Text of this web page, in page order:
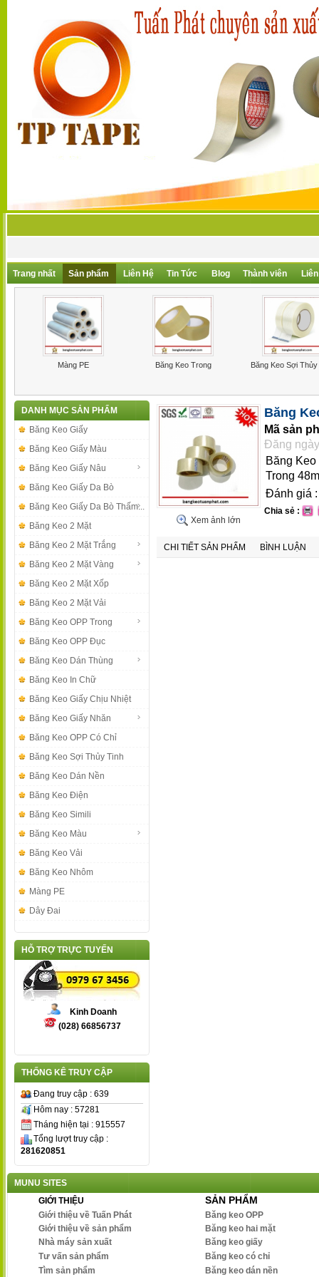
Trang nhất Sản phẩm Liên Hệ Tin Tức Blog Thành viên
Màng PE Băng Keo Trong Băng Keo Sợi
DANH MỤC SẢN PHẨM
Băng Keo Giấy
Băng Keo Giấy Màu
Băng Keo Giấy Nâu
Băng Keo Giấy Da Bò
Băng Keo Giấy Da Bò Thấm...
Băng Keo 2 Mặt
Băng Keo 2 Mặt Trắng
Băng Keo 2 Mặt Vàng
Băng Keo 2 Mặt Xốp
Băng Keo 2 Mặt Vải
Băng Keo OPP Trong
Băng Keo OPP Đục
Băng Keo Dán Thùng
Băng Keo In Chữ
Băng Keo Giấy Chịu Nhiệt
Băng Keo Giấy Nhăn
Băng Keo OPP Có Chỉ
Băng Keo Sợi Thủy Tinh
Băng Keo Dán Nền
Băng Keo Điện
Băng Keo Simili
Băng Keo Màu
Băng Keo Vải
Băng Keo Nhôm
Màng PE
Dây Đai
HỖ TRỢ TRỰC TUYẾN
Kinh Doanh
(028) 66856737
THỐNG KÊ TRUY CẬP
Đang truy cập : 639
Hôm nay : 57281
Tháng hiện tại : 915557
Tổng lượt truy cập :
281620851
Xem ảnh lớn
Băng
Mã sản
Đăng
Băng
Trong
Đánh giá
Chia sẻ :
CHI TIẾT SẢN PHẨM BÌNH LUẬN
MUNU SITES
GIỚI THIỆU
SẢN PHẨM
Giới thiệu về Tuấn Phát
Băng keo OPP
Giới thiệu về sản phẩm
Băng keo hai mặt
Nhà máy sản xuất
Băng keo giấy
Tư vấn sản phẩm
Băng keo có chỉ
Tìm sản phẩm
Băng keo dán nền